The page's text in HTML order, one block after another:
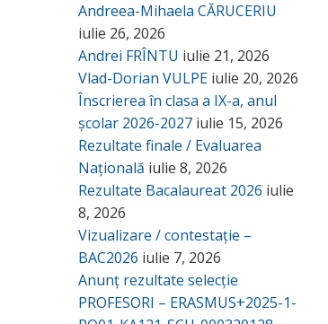
Andreea-Mihaela CĂRUCERIU
iulie 26, 2026
Andrei FRÎNTU iulie 21, 2026
Vlad-Dorian VULPE iulie 20, 2026
Înscrierea în clasa a IX-a, anul
școlar 2026-2027 iulie 15, 2026
Rezultate finale / Evaluarea
Națională iulie 8, 2026
Rezultate Bacalaureat 2026 iulie
8, 2026
Vizualizare / contestație –
BAC2026 iulie 7, 2026
Anunț rezultate selecție
PROFESORI – ERASMUS+2025-1-